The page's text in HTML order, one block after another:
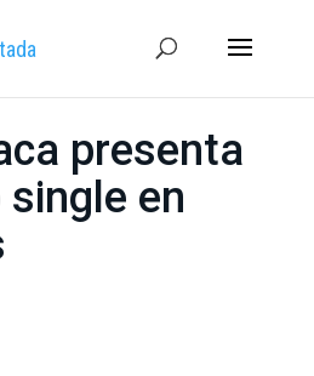
presenta
en